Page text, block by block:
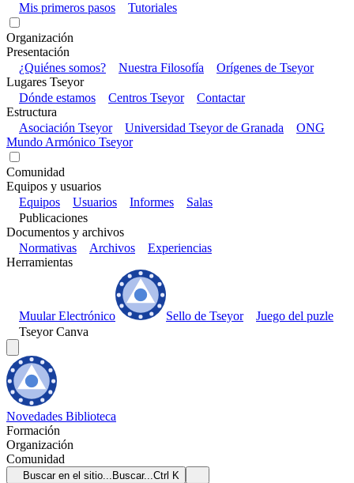
Mis primeros pasos
Tutoriales
Organización
Presentación
¿Quiénes somos?
Nuestra Filosofía
Orígenes de Tseyor
Lugares Tseyor
Dónde estamos
Centros Tseyor
Contactar
Estructura
Asociación Tseyor
Universidad Tseyor de Granada
ONG
Mundo Armónico Tseyor
Comunidad
Equipos y usuarios
Equipos
Usuarios Informes
Salas
Publicaciones
Documentos y archivos
Normativas
Archivos
Experiencias
Herramientas
Muular Electrónico Sello de Tseyor
Juego del puzle
Tseyor Canva
Novedades Biblioteca
Formación
Organización
Comunidad
Buscar en el sitio... Buscar...Ctrl K